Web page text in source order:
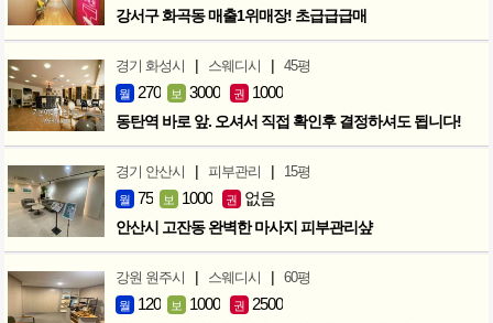
강서구 화곡동 매출1위매장! 초급급급매
경기 화성시 | 스웨디시 | 45평
월 270 보 3000 권 1000
동탄역 바로 앞. 오셔서 직접 확인후 결정하셔도 됩니다!
경기 안산시 | 피부관리 | 15평
월 75 보 1000 권 없음
안산시 고잔동 완벽한 마사지 피부관리샾
강원 원주시 | 스웨디시 | 60평
월 120 보 1000 권 2500